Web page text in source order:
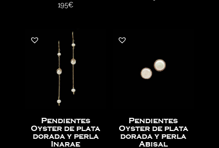
195€
Pendientes
Oyster de plata
dorada y perla
Inarae
Pendientes
Oyster de plata
dorada y perla
Abisal